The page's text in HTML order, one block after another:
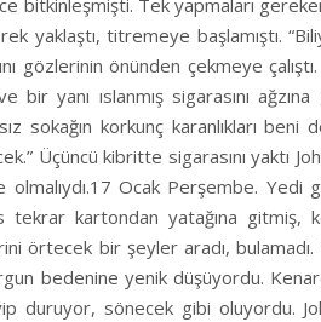
bitkinleşmişti. Tek yapmaları
yaklaştı, titremeye başlamıştı.
gözlerinin önünden çekmeye
bir yanı ıslanmış sigarasını
sokağın korkunç karanlıkları
Üçüncü kibritte sigarasını yaktı
Ocak Perşembe. Yedi
kartondan yatağına gitmiş,
örtecek bir şeyler aradı,
bedenine yenik düşüyordu.
duruyor, sönecek gibi oluyordu.